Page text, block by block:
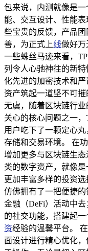
包来说，内测就像是
能、交互设计、性能
些宝贵的反馈，产品
善，为正式上线做好万
一些蛛丝马迹来看，
列令人心驰神往的新
化先进的加密技术和
资产筑起一道坚不可
无虞，随着区块链行
关心的核心问题之一
用户吃下了一颗定心
存储和交易环境。 在
增加更多与区块链生
类的数字资产，就像
更加丰富多样的投资
仿佛拥有了一把便捷
金融（DeFi）活动中
的社交功能，搭建起
资经验的温馨平台。
面设计进行精心优化